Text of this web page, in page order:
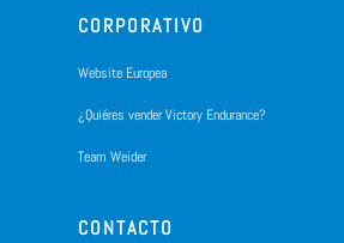
CORPORATIVO
Website Europea
¿Quiéres vender Victory Endurance?
Team Weider
CONTACTO